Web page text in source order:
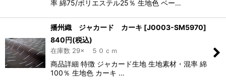
率 綿75/ポリエステル25％ 生地色 ベー…
播州織 ジャカード カーキ [J0003-SM5970]
840円(税込)
在庫数 29× ５０ｃｍ
商品詳細 特徴 ジャカード生地 生地素材・混率 綿
100％ 生地色 カーキ …